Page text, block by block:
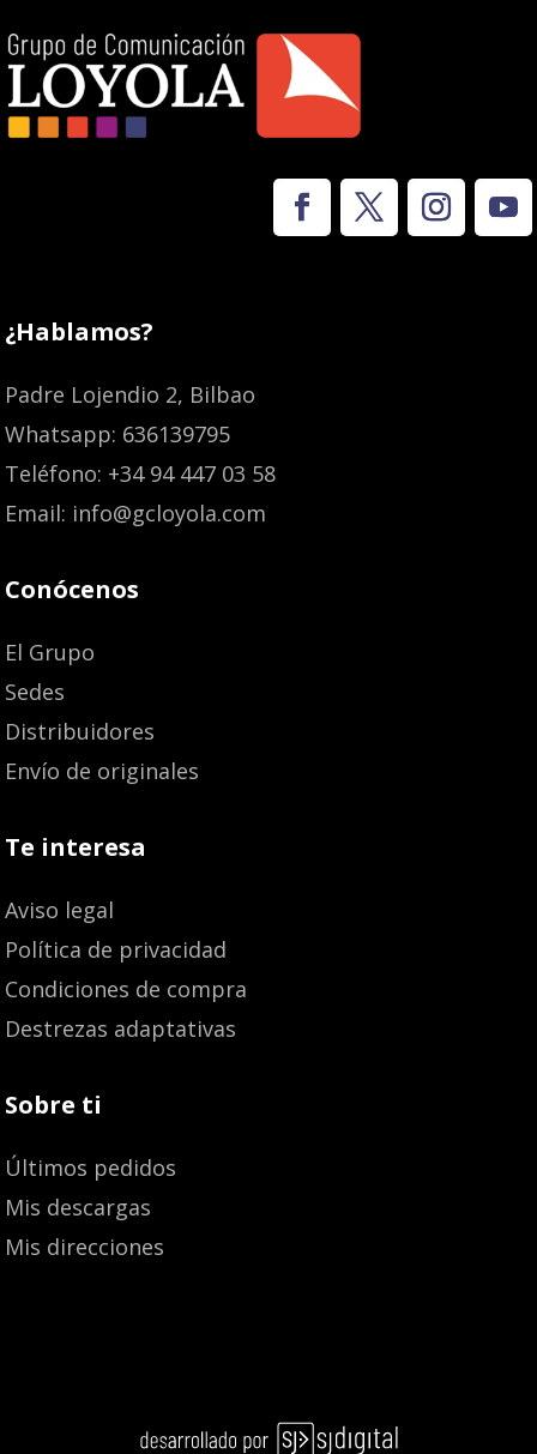
¿Hablamos?
Padre Lojendio 2, Bilbao
Whatsapp: 636139795
Teléfono: +34 94 447 03 58
Email: info@gcloyola.com
Conócenos
El Grupo
Sedes
Distribuidores
Envío de originales
Te interesa
Aviso legal
Política de privacidad
Condiciones de compra
Destrezas adaptativas
Sobre ti
Últimos pedidos
Mis descargas
Mis direcciones